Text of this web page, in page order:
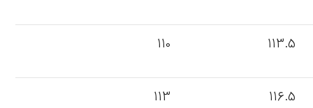
113.5
110
116.5
113